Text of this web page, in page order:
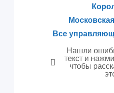
Все
Нашли
текст и
чтобы